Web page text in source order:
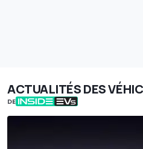
ACTUALITÉS DES
DE